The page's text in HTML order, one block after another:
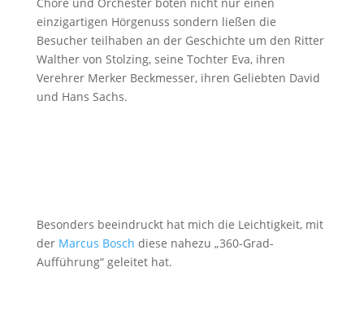
einzigartigen Hörgenuss sondern ließen die
Besucher teilhaben an der Geschichte um den Ritter
Walther von Stolzing, seine Tochter Eva, ihren
Verehrer Merker Beckmesser, ihren Geliebten David
und Hans Sachs.
Besonders beeindruckt hat mich die Leichtigkeit, mit
der Marcus Bosch diese nahezu „360-Grad-
Aufführung“ geleitet hat.